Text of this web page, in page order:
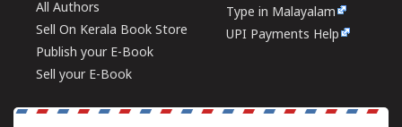
All Authors
Sell On Kerala Book Store
Publish your E-Book
Sell your E-Book
Type in Malayalam
UPI Payments Help